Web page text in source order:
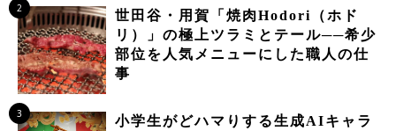
2
世田谷・用賀「焼肉Hodori（ホド
リ）」の極上ツラミとテール──希少
部位を人気メニューにした職人の仕
事
3
小学生がどハマりする生成AIキャラ